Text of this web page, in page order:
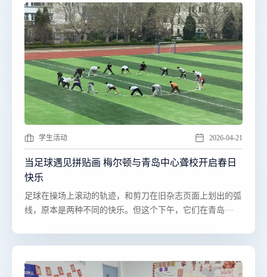
学生活动 2026-04-21
当足球遇见拼贴画 梅尔顿与青岛中心聋校开启春日
快乐
​​足球在操场上滚动的轨迹，和剪刀在旧杂志页面上划出的弧
线，原本是两种不同的快乐。但这个下午，它们在青岛···